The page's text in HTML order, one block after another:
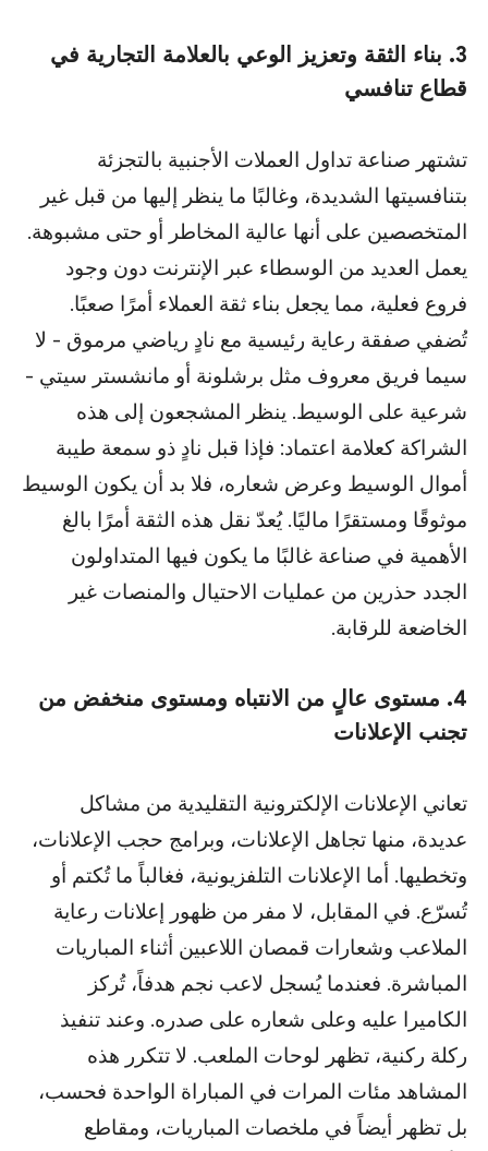
3. بناء الثقة وتعزيز الوعي بالعلامة التجارية في
قطاع تنافسي
تشتهر صناعة تداول العملات الأجنبية بالتجزئة
بتنافسيتها الشديدة، وغالبًا ما ينظر إليها من قبل غير
المتخصصين على أنها عالية المخاطر أو حتى مشبوهة.
يعمل العديد من الوسطاء عبر الإنترنت دون وجود
فروع فعلية، مما يجعل بناء ثقة العملاء أمرًا صعبًا.
تُضفي صفقة رعاية رئيسية مع نادٍ رياضي مرموق - لا
سيما فريق معروف مثل برشلونة أو مانشستر سيتي -
شرعية على الوسيط. ينظر المشجعون إلى هذه
الشراكة كعلامة اعتماد: فإذا قبل نادٍ ذو سمعة طيبة
أموال الوسيط وعرض شعاره، فلا بد أن يكون الوسيط
موثوقًا ومستقرًا ماليًا. يُعدّ نقل هذه الثقة أمرًا بالغ
الأهمية في صناعة غالبًا ما يكون فيها المتداولون
الجدد حذرين من عمليات الاحتيال والمنصات غير
الخاضعة للرقابة.
4. مستوى عالٍ من الانتباه ومستوى منخفض من
تجنب الإعلانات
تعاني الإعلانات الإلكترونية التقليدية من مشاكل
عديدة، منها تجاهل الإعلانات، وبرامج حجب الإعلانات،
وتخطيها. أما الإعلانات التلفزيونية، فغالباً ما تُكتم أو
تُسرّع. في المقابل، لا مفر من ظهور إعلانات رعاية
الملاعب وشعارات قمصان اللاعبين أثناء المباريات
المباشرة. فعندما يُسجل لاعب نجم هدفاً، تُركز
الكاميرا عليه وعلى شعاره على صدره. وعند تنفيذ
ركلة ركنية، تظهر لوحات الملعب. لا تتكرر هذه
المشاهد مئات المرات في المباراة الواحدة فحسب،
بل تظهر أيضاً في ملخصات المباريات، ومقاطع